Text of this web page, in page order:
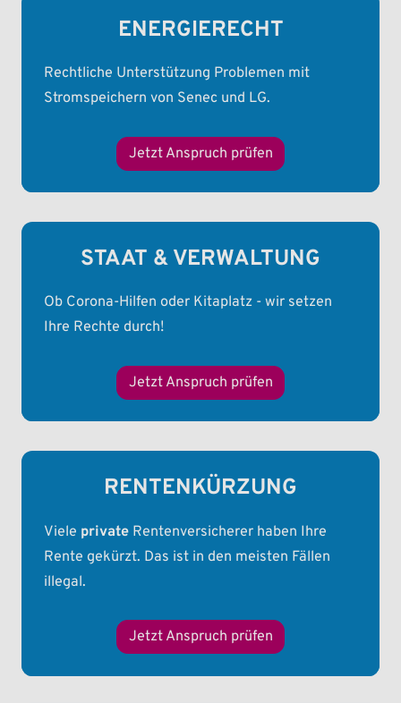
ENERGIERECHT
Rechtliche Unterstützung Problemen mit
Stromspeichern von Senec und LG.
Jetzt Anspruch prüfen
STAAT & VERWALTUNG
Ob Corona-Hilfen oder Kitaplatz - wir setzen
Ihre Rechte durch!
Jetzt Anspruch prüfen
RENTENKÜRZUNG
Viele private Rentenversicherer haben Ihre
Rente gekürzt. Das ist in den meisten Fällen
illegal.
Jetzt Anspruch prüfen